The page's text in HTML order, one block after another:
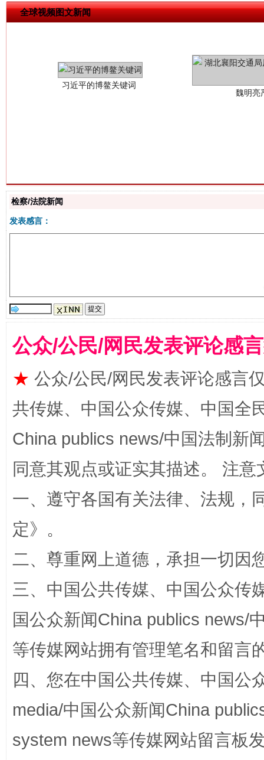
全球视频图文新闻习近平的博鳌关键词
魏明亮
解纷+调解+退费，一次搞定
站台名比不上好声名
检察/法院新闻
发表感言：
公众/公民/网民发表评论感
★ 公众/公民/网民发表评论感言
共传媒、中国公众传媒、中国全
China publics news/中国法制新
同意其观点或证实其描述。 注
一、遵守各国有关法律、法规，
定》。
二、尊重网上道德，承担一切因
三、中国公共传媒、中国公众传
国公众新闻China publics news/
等传媒网站拥有管理笔名和留言
四、您在中国公共传媒、中国公
media/中国公众新闻China
system news等传媒网站留言板